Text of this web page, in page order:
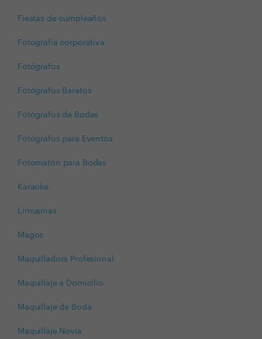
Fiestas de cumpleaños
Fotografía corporativa
Fotógrafos
Fotógrafos Baratos
Fotógrafos de Bodas
Fotógrafos para Eventos
Fotomatón para Bodas
Karaoke
Limusinas
Magos
Maquilladora Profesional
Maquillaje a Domicilio
Maquillaje de Boda
Maquillaje Novia